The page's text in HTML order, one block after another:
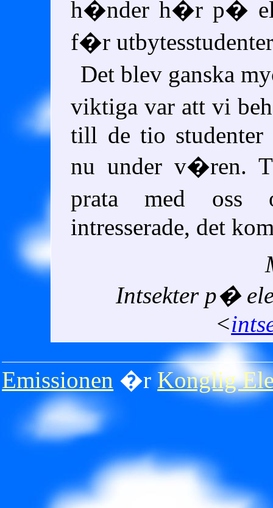
h�nder h�r p�
f�r
Det blev ganska
viktiga var att vi
till de tio studenter
nu under v�ren.
prata med
intresserade, det
Intsekter p�
<
Emissionen �r Konglig